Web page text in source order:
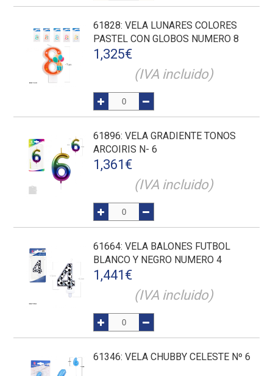
61828: VELA LUNARES COLORES
PASTEL CON GLOBOS NUMERO 8
1,325€
(IVA incluido)
61896: VELA GRADIENTE TONOS
ARCOIRIS N- 6
1,361 €
(IVA incluido)
61664: VELA BALONES FUTBOL
BLANCO Y NEGRO NUMERO 4
1,441 €
(IVA incluido)
61346: VELA CHUBBY CELESTE Nº 6